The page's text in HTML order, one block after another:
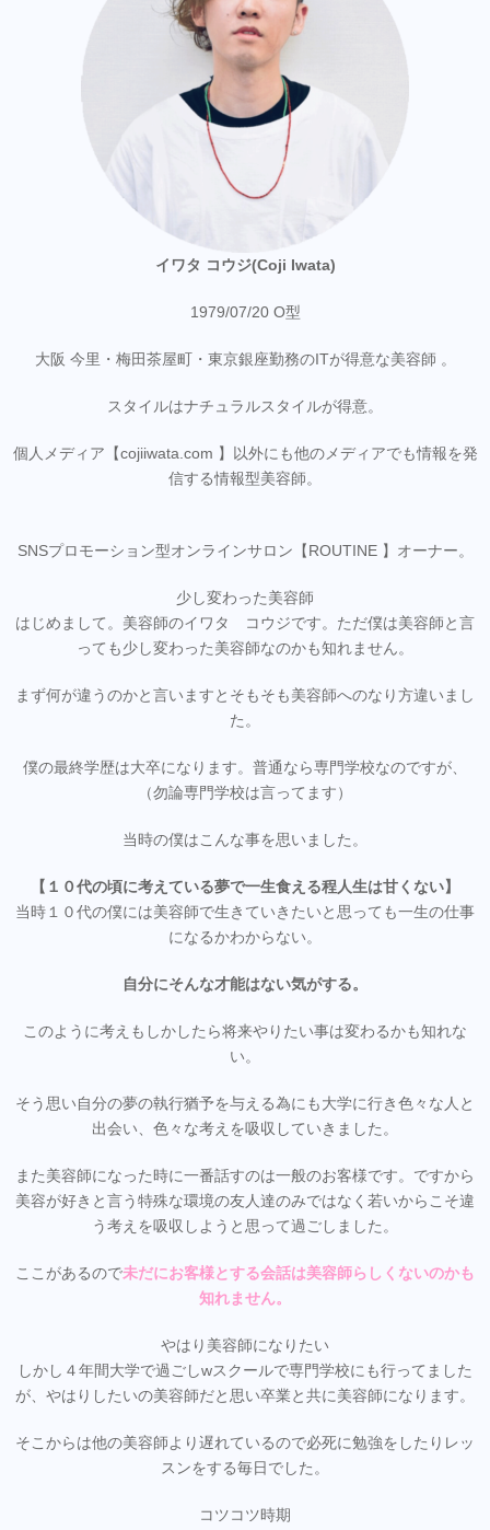
イワタ コウジ(Coji Iwata)
1979/07/20 O型
大阪 今里・梅田茶屋町・東京銀座勤務のITが得意な美容師 。
スタイルはナチュラルスタイルが得意。
個人メディア【cojiiwata.com 】以外にも他のメディアでも情報を発
信する情報型美容師。
SNSプロモーション型オンラインサロン【ROUTINE 】オーナー。
少し変わった美容師
はじめまして。美容師のイワタ コウジです。ただ僕は美容師と言
っても少し変わった美容師なのかも知れません。
まず何が違うのかと言いますとそもそも美容師へのなり方違いまし
た。
僕の最終学歴は大卒になります。普通なら専門学校なのですが、
（勿論専門学校は言ってます）
当時の僕はこんな事を思いました。
【１０代の頃に考えている夢で一生食える程人生は甘くない】
当時１０代の僕には美容師で生きていきたいと思っても一生の仕事
になるかわからない。
自分にそんな才能はない気がする。
このように考えもしかしたら将来やりたい事は変わるかも知れな
い。
そう思い自分の夢の執行猶予を与える為にも大学に行き色々な人と
出会い、色々な考えを吸収していきました。
また美容師になった時に一番話すのは一般のお客様です。ですから
美容が好きと言う特殊な環境の友人達のみではなく若いからこそ違
う考えを吸収しようと思って過ごしました。
ここがあるので未だにお客様とする会話は美容師らしくないのかも
知れません。
やはり美容師になりたい
しかし４年間大学で過ごしwスクールで専門学校にも行ってました
が、やはりしたいの美容師だと思い卒業と共に美容師になります。
そこからは他の美容師より遅れているので必死に勉強をしたりレッ
スンをする毎日でした。
コツコツ時期